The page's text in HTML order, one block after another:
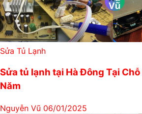
Sửa Tủ Lạnh
Sửa tủ lạnh tại Hà Đông Tại
Năm
Nguyễn Vũ 06/01/2025